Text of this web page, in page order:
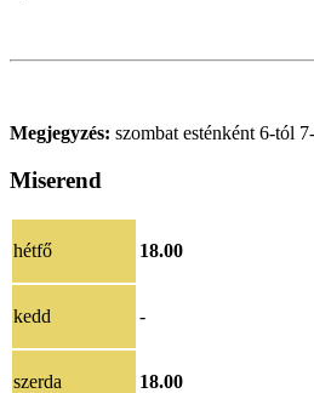
Megjegyzés: szombat esténként 6-tól
Miserend
hétfő 18.00
kedd -
szerda 18.00